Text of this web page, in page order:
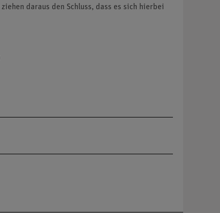
daraus den Schluss, dass es sich hierbei